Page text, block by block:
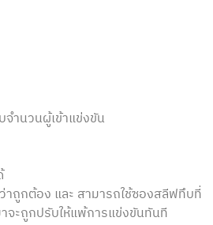
ำนวนผู้เข้าแข่งขัน
ถูกต้อง และ สามารถใช้ซองสลีฟทึบที่
าจะถูกปรับให้แพ้การแข่งขันทันที